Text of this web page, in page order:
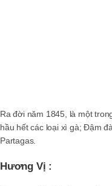
Ra đời năm 1845, là một
hầu hết các loại xì gà; Đậm
Partagas.
Hương Vị :